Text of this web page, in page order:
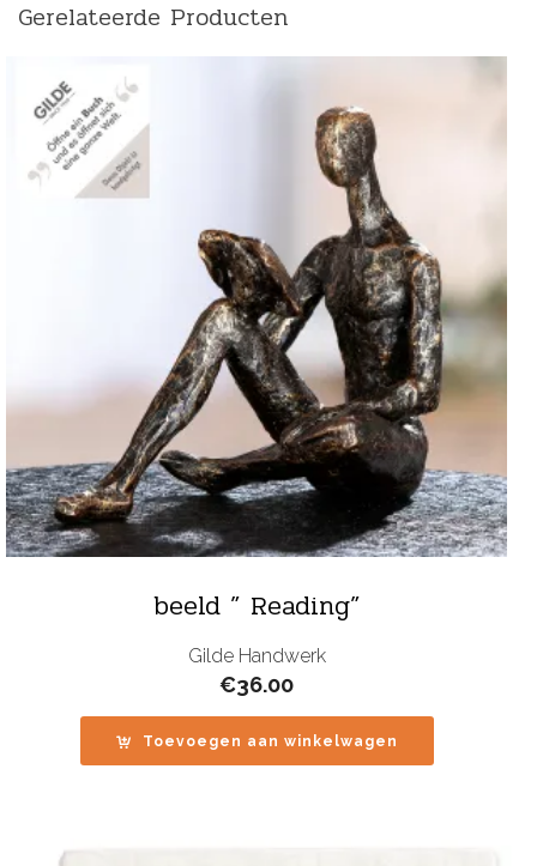
Gerelateerde Producten
beeld ” Reading”
Gilde Handwerk
€36.00
Toevoegen aan winkelwagen